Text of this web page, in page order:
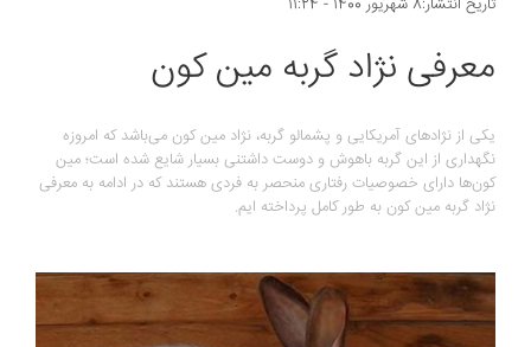
تاریخ انتشار:8 شهریور 1400 - 11:24
معرفی نژاد گربه مین کون
یکی از نژادهای آمریکایی و پشمالو گربه، نژاد مین کون می‌باشد که امروزه
نگهداری از این گربه باهوش و دوست داشتنی بسیار شایع شده است؛ مین
کون‌ها دارای خصوصیات رفتاری منحصر به فردی هستند که در ادامه به معرفی
نژاد گربه مین کون به طور کامل پرداخته ایم.